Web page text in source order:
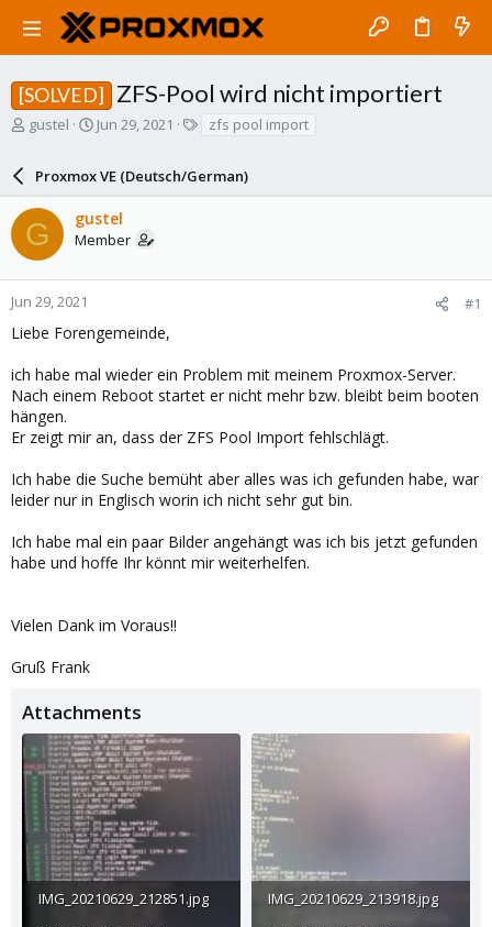
[SOLVED] ZFS-Pool wird nicht importiert
T
a
d
s
t
a
r
e
gustel
S
r
t
d
a
e
Jun 29, 2021
s
zfs pool import
Proxmox VE (Deutsch/German)
G gustel
Member
Jun 29, 2021 #1
Liebe Forengemeinde,
ich habe mal wieder ein Problem mit meinem Proxmox-Server.
Nach einem Reboot startet er nicht mehr bzw. bleibt beim booten
hängen.
Er zeigt mir an, dass der ZFS Pool Import fehlschlägt.
Ich habe die Suche bemüht aber alles was ich gefunden habe, war
leider nur in Englisch worin ich nicht sehr gut bin.
Ich habe mal ein paar Bilder angehängt was ich bis jetzt gefunden
habe und hoffe Ihr könnt mir weiterhelfen.
Vielen Dank im Voraus!!
Gruß Frank
Attachments
IMG_20210629_212851.jpg
IMG_20210629_213918.jpg